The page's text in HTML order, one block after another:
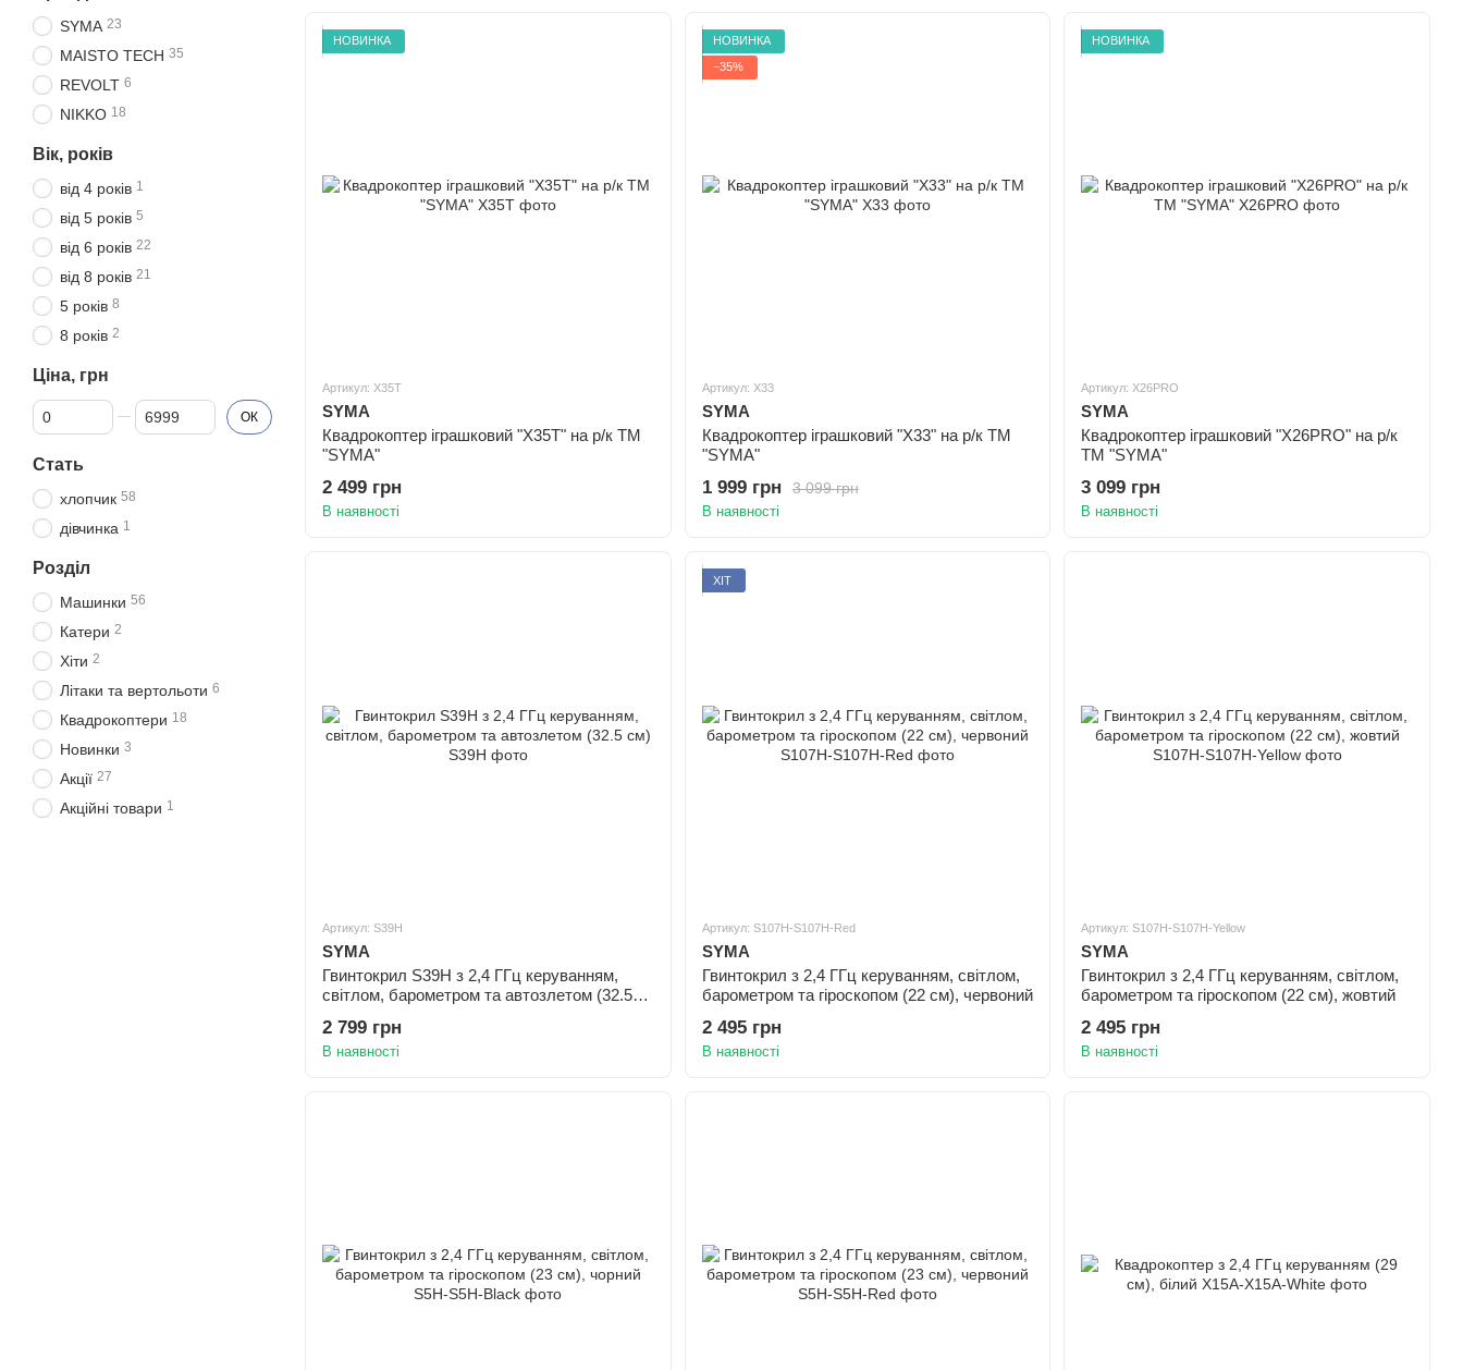
НОВИНКА
Артикул: X35T
SYMA
Квадрокоптер іграшковий "X35T" на р/к ТМ
"SYMA"
2 499 грн
В наявності
НОВИНКА
−35%
Артикул: X33
SYMA
Квадрокоптер іграшковий "X33" на р/к ТМ
"SYMA"
3 099 грн
1 999 грн
В наявності
НОВИНКА
Артикул: X26PRO
SYMA
Квадрокоптер іграшковий "X26PRO" на р/к
ТМ "SYMA"
3 099 грн
В наявності
Артикул: S39H
SYMA
Гвинтокрил S39H з 2,4 ГГц керуванням,
світлом, барометром та автозлетом (32.5
2 799 грн
В наявності
ХІТ
Артикул: S107H-S107H-Red
SYMA
Гвинтокрил з 2,4 ГГц керуванням, світлом,
барометром та гіроскопом (22 см), червоний
2 495 грн
В наявності
Артикул: S107H-S107H-Yellow
SYMA
Гвинтокрил з 2,4 ГГц керуванням, світлом,
барометром та гіроскопом (22 см), жовтий
2 495 грн
В наявності
SYMA 23
MAISTO TECH 35
REVOLT 6
NIKKO 18
Вік, років
від 4 років 1
від 5 років 5
від 6 років 22
від 8 років 21
5 років 8
8 років 2
Ціна, грн
Від Ціна, грн
До Ціна, грн ОК
Стать
хлопчик 58
дівчинка 1
Розділ
Машинки 56
Катери 2
Хіти 2
Літаки та вертольоти 6
Квадрокоптери 18
Новинки 3
Акції 27
Акційні товари 1